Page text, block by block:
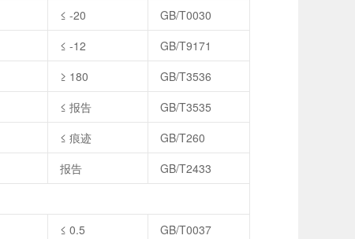
≤ -20
GB/T0030
≤ -12
GB/T9171
≥ 180
GB/T3536
≤ 报告
GB/T3535
≤ 痕迹
GB/T260
报告
GB/T2433
≤ 0.5
GB/T0037